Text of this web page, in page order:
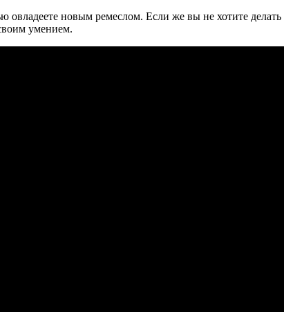
овладеете новым ремеслом. Если же вы не хотите
умением.